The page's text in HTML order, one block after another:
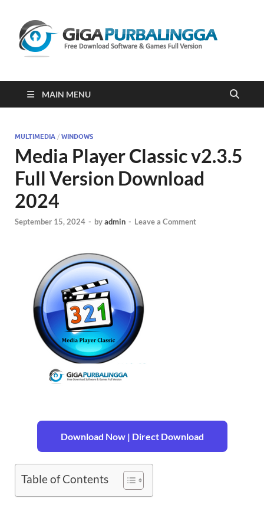
2023
MAIN MENU
MULTIMEDIA / WINDOWS
Media Player Classic v2.3.5
Full Version Download
2024
September 15, 2024 - byadmin - Leave a Comment
Download Now | Direct Download
Table of Contents